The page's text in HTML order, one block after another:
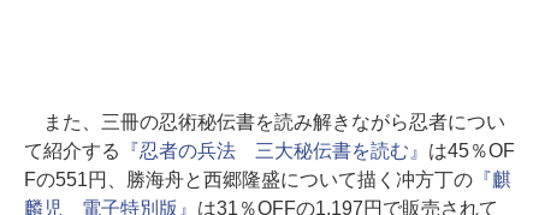
また、三冊の忍術秘伝書を読み解きながら忍者につい
て紹介する
『忍者の兵法 三大秘伝書を読む』 は45％OF
Fの551円、勝海舟と西郷隆盛について描く冲方丁の『麒
麟児 電子特別版』 は31％OFFの1,197円で販売されて